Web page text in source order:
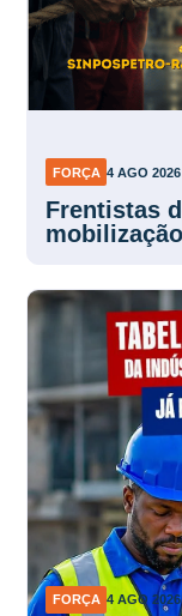
FORÇA 4 AGO 2026
Frentistas
FORÇA 4 AGO 2026